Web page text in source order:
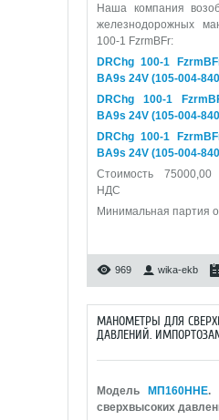
Наша компания
железнодорожных
100-1 FzrmBFr:
DRChg 100-1
BA9s 24V (105-004-
DRChg 100-1
BA9s 24V (105-004-
DRChg 100-1
BA9s 24V (105-004-
Стоимость 75000,00
НДС
Минимальная партия
969 wika-ekb
МАНОМЕТРЫ ДЛЯ
ДАВЛЕНИЙ.
Модель МП160ННЕ.
сверхвысоких